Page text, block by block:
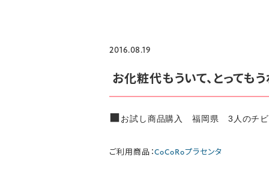
2016.08.19
お化粧代もういて、とっても
■お試し商品購入 福岡県 3人のチ
ご利用商品：CoCoRoプラセンタ